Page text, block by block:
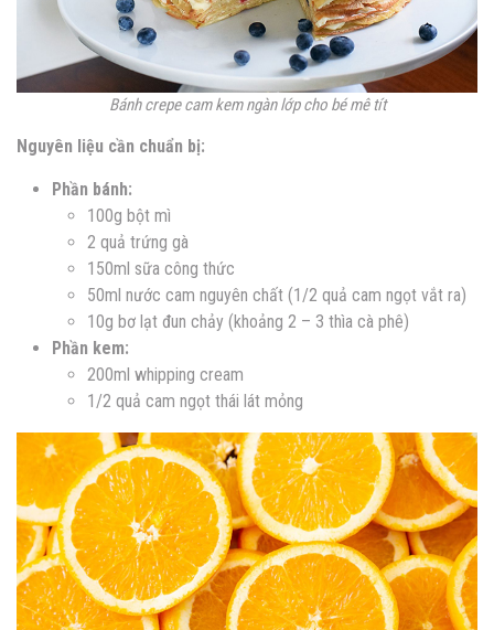
Bánh crepe cam kem ngàn lớp cho bé mê tít
Nguyên liệu cần chuẩn bị:
Phần bánh:
100g bột mì
2 quả trứng gà
150ml sữa công thức
50ml nước cam nguyên chất (1/2 quả cam ngọt vắt ra)
10g bơ lạt đun chảy (khoảng 2 – 3 thìa cà phê)
Phần kem:
200ml whipping cream
1/2 quả cam ngọt thái lát mỏng